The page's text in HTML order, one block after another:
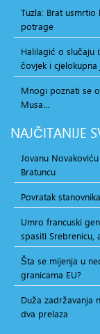
Tuzla: Brat
potrage
Halilagić o slučaju
čovjek i
Mnogi poznati se
Musa…
NAJČITANIJE
Jovanu
Bratuncu
Povratak
Umro francuski
spasiti Srebrenicu,
Šta se mijenja u
granicama EU?
Duža zadržavanja
dva prelaza